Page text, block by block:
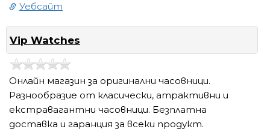
Уебсайт
Vip Watches
Онлайн магазин за оригинални часовници.
Разнообразие от класически, атрактивни и
екстравагантни часовници. Безплатна
доставка и гаранция за всеки продукт.